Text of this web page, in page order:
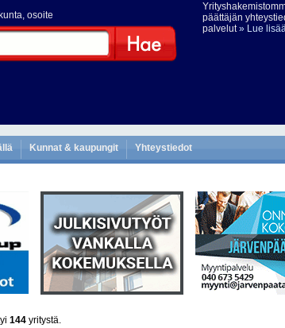
osoite
päättäjän
palvelut» Lue
Kunnat & kaupungit Yhteystiedot
144 yritystä.